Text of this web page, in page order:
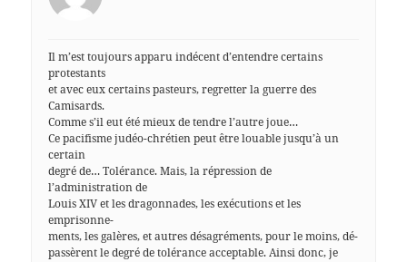
Il m’est toujours apparu indécent d’entendre certains
protestants
et avec eux certains pasteurs, regretter la guerre des
Camisards.
Comme s’il eut été mieux de tendre l’autre joue…
Ce pacifisme judéo-chrétien peut être louable jusqu’à un
certain
degré de… Tolérance. Mais, la répression de
l’administration de
Louis XIV et les dragonnades, les exécutions et les
emprisonne-
ments, les galères, et autres désagréments, pour le moins, dé-
passèrent le degré de tolérance acceptable. Ainsi donc, je